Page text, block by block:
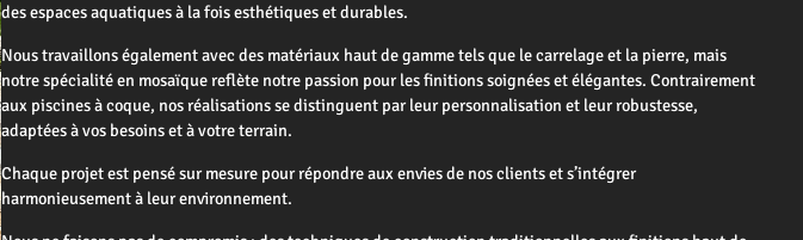
des espaces aquatiques à la fois esthétiques et durables.
Nous travaillons également avec des matériaux haut de gamme tels que le carrelage et la pierre, mais
notre spécialité en mosaïque reflète notre passion pour les finitions soignées et élégantes. Contrairement
aux piscines à coque, nos réalisations se distinguent par leur personnalisation et leur robustesse,
adaptées à vos besoins et à votre terrain.
Chaque projet est pensé sur mesure pour répondre aux envies de nos clients et s’intégrer
harmonieusement à leur environnement.